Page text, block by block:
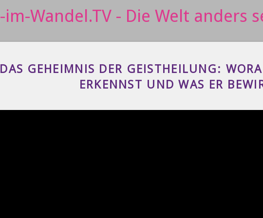
DAS GEHEIMNIS DER GEISTHEILUNG:
ERKENNST UND WAS ER